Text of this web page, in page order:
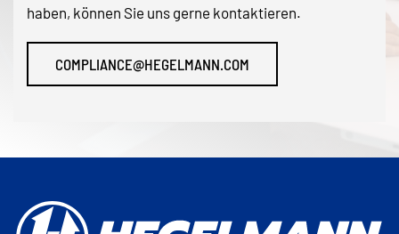
haben, können Sie uns gerne kontaktieren.
COMPLIANCE@HEGELMANN.COM